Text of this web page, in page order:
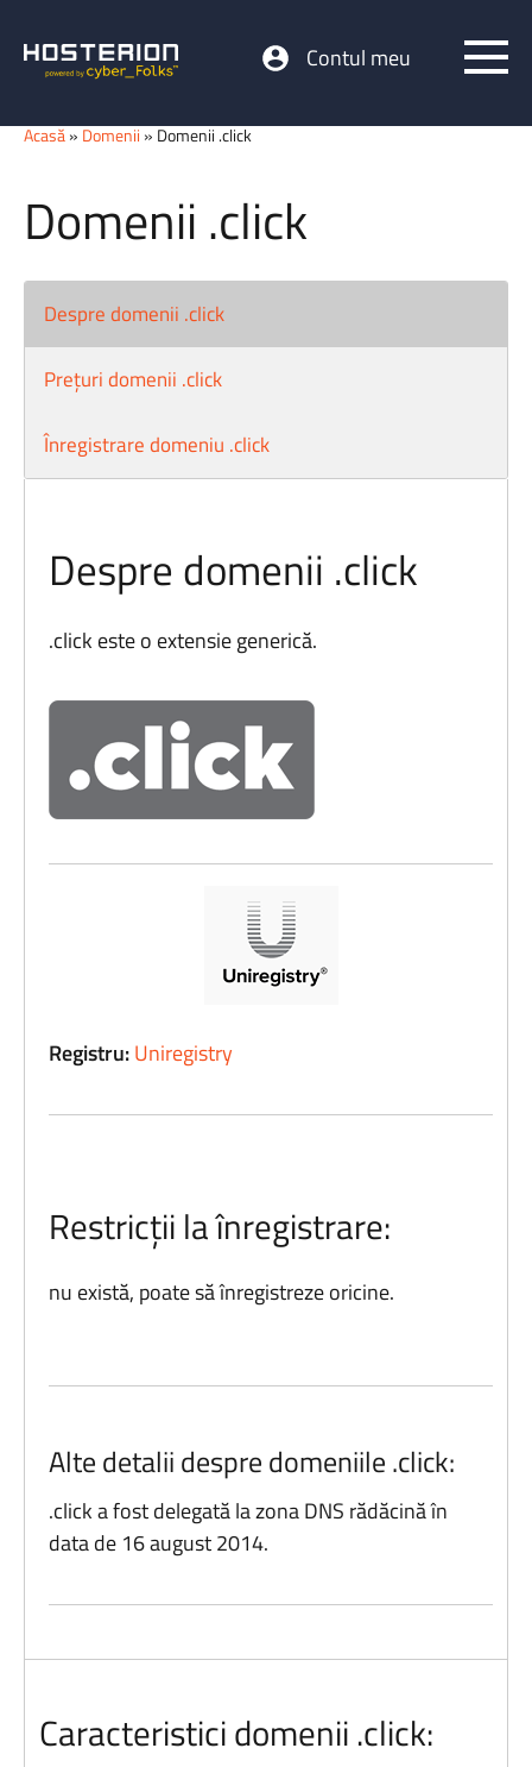
Contul meu
Acasă» Domenii » Domenii .click
Domenii .click
Despre domenii .click
Prețuri domenii .click
Înregistrare domeniu .click
Despre domenii .click
.click este o extensie generică.
Registru:Uniregistry
Restricții la înregistrare:
nu există, poate să înregistreze oricine.
Alte detalii despre domeniile .click:
.click a fost delegată la zona DNS rădăcină în
data de 16 august 2014.
Caracteristici domenii .click: